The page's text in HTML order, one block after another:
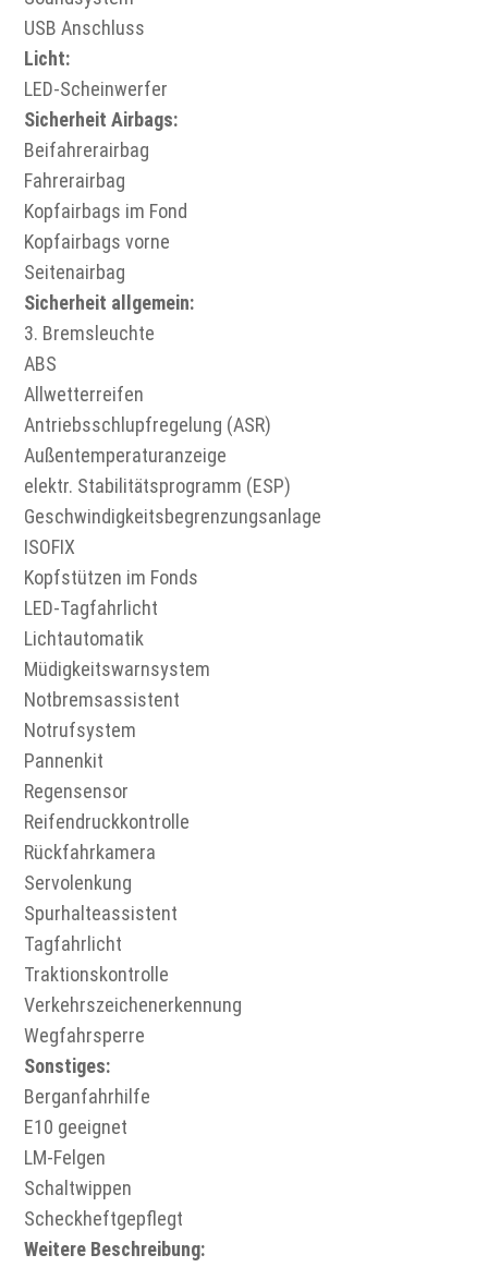
USB Anschluss
Licht:
LED-Scheinwerfer
Sicherheit Airbags:
Beifahrerairbag
Fahrerairbag
Kopfairbags im Fond
Kopfairbags vorne
Seitenairbag
Sicherheit allgemein:
3. Bremsleuchte
ABS
Allwetterreifen
Antriebsschlupfregelung (ASR)
Außentemperaturanzeige
elektr. Stabilitätsprogramm (ESP)
Geschwindigkeitsbegrenzungsanlage
ISOFIX
Kopfstützen im Fonds
LED-Tagfahrlicht
Lichtautomatik
Müdigkeitswarnsystem
Notbremsassistent
Notrufsystem
Pannenkit
Regensensor
Reifendruckkontrolle
Rückfahrkamera
Servolenkung
Spurhalteassistent
Tagfahrlicht
Traktionskontrolle
Verkehrszeichenerkennung
Wegfahrsperre
Sonstiges:
Berganfahrhilfe
E10 geeignet
LM-Felgen
Schaltwippen
Scheckheftgepflegt
Weitere Beschreibung: